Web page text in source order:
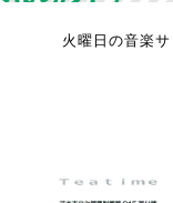
火曜日の音楽